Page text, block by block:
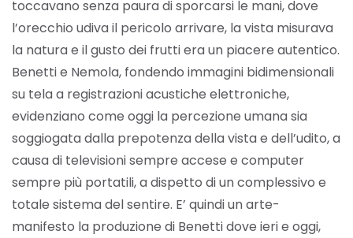
toccavano senza paura di sporcarsi le mani, dove
l’orecchio udiva il pericolo arrivare, la vista misurava
la natura e il gusto dei frutti era un piacere autentico.
Benetti e Nemola, fondendo immagini bidimensionali
su tela a registrazioni acustiche elettroniche,
evidenziano come oggi la percezione umana sia
soggiogata dalla prepotenza della vista e dell’udito, a
causa di televisioni sempre accese e computer
sempre più portatili, a dispetto di un complessivo e
totale sistema del sentire. E’ quindi un arte-
manifesto la produzione di Benetti dove ieri e oggi,